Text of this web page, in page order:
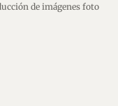
de imágenes foto